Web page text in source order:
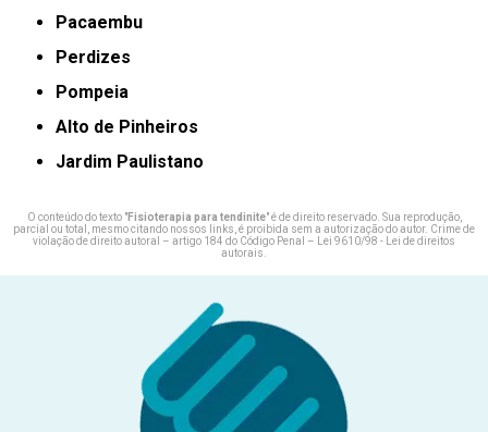
Pacaembu
Perdizes
Pompeia
Alto de Pinheiros
Jardim Paulistano
O conteúdo do texto "Fisioterapia para tendinite" é de direito reservado. Sua reprodução,
parcial ou total, mesmo citando nossos links, é proibida sem a autorização do autor. Crime de
violação de direito autoral – artigo 184 do Código Penal – Lei 9610/98 - Lei de direitos
autorais.